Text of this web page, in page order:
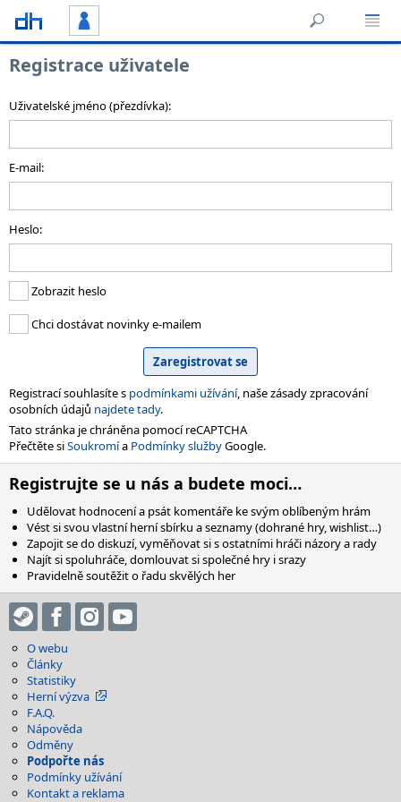
Registrace uživatele
Uživatelské jméno (přezdívka):
E-mail:
Heslo:
Zobrazit heslo
Chci dostávat novinky e-mailem
Registrací souhlasíte s podmínkami užívání, naše zásady zpracování
osobních údajů najdete tady.
Tato stránka je chráněna pomocí reCAPTCHA
Přečtěte siSoukromía Podmínky službyGoogle.
Registrujte se u nás a budete moci…
Udělovat hodnocení a psát komentáře ke svým oblíbeným hrám
Vést si svou vlastní herní sbírku a seznamy (dohrané hry, wishlist…)
Zapojit se do diskuzí, vyměňovat si s ostatními hráči názory a rady
Najít si spoluhráče, domlouvat si společné hry i srazy
Pravidelně soutěžit o řadu skvělých her
O webu
Články
Statistiky
Herní výzva
F.A.Q.
Nápověda
Odměny
Podpořte nás
Podmínky užívání
Kontakt a reklama